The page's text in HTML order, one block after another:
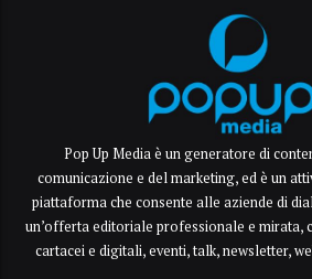
Pop Up Media è un generatore di
comunicazione e del marketing, ed è un
piattaforma che consente alle aziende di
un’offerta editoriale professionale e mirata,
cartacei e digitali, eventi, talk, newsletter,